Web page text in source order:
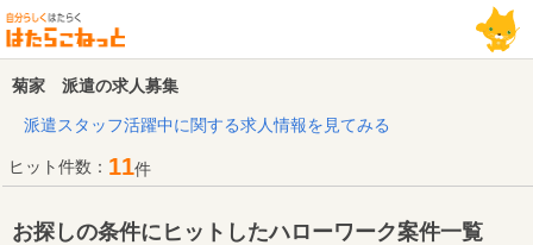
菊家 派遣の求人募集
派遣スタッフ活躍中に関する求人情報を見てみる
ヒット件数： 11件
お探しの条件にヒットしたハローワーク案件一覧